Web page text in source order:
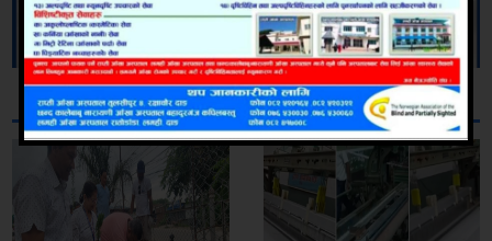
सम्बन्धित